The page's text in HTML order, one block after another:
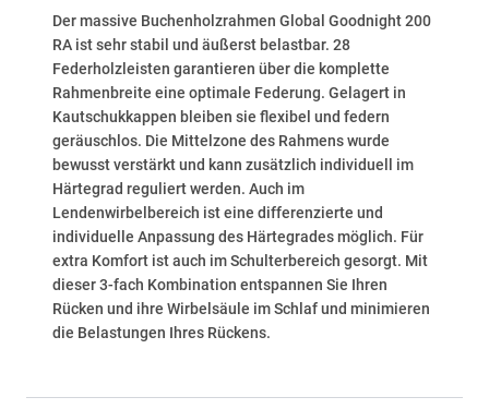
Der massive Buchenholzrahmen Global Goodnight 200
RA ist sehr stabil und äußerst belastbar. 28
Federholzleisten garantieren über die komplette
Rahmenbreite eine optimale Federung. Gelagert in
Kautschukkappen bleiben sie flexibel und federn
geräuschlos. Die Mittelzone des Rahmens wurde
bewusst verstärkt und kann zusätzlich individuell im
Härtegrad reguliert werden. Auch im
Lendenwirbelbereich ist eine differenzierte und
individuelle Anpassung des Härtegrades möglich. Für
extra Komfort ist auch im Schulterbereich gesorgt. Mit
dieser 3-fach Kombination entspannen Sie Ihren
Rücken und ihre Wirbelsäule im Schlaf und minimieren
die Belastungen Ihres Rückens.